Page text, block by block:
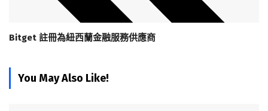
Bitget 註冊為紐西蘭金融服務供應商
You May Also Like!